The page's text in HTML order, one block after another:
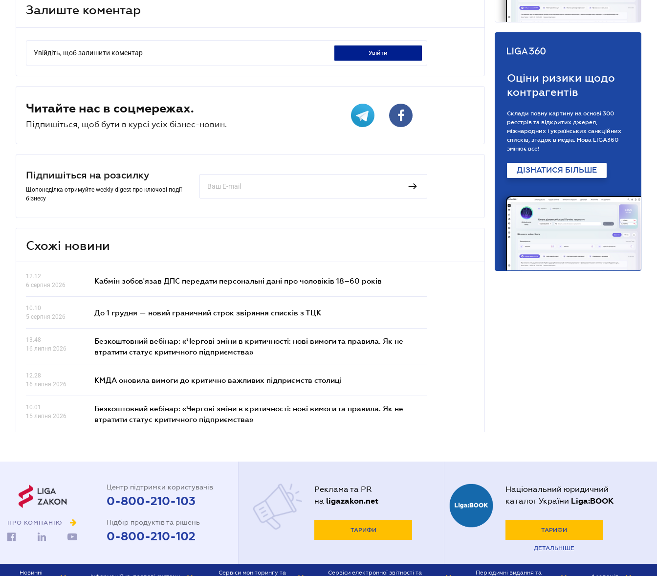
Залиште коментар
Увійдіть, щоб залишити коментар увійти
Читайте нас в соцмережах.
Підпишіться, щоб бути в курсі усіх бізнес-новин.
Підпишіться на розсилку
Щопонеділка отримуйте weekly-digest про ключові події
бізнесу
Схожі новини
12.12
6 серпня 2026
Кабмін зобов'язав ДПС передати персональні дані про чоловіків 18–60 років
10.10
5 серпня 2026
До 1 грудня — новий граничний строк звіряння списків з ТЦК
13.48
16 липня 2026
Безкоштовний вебінар: «Чергові зміни в критичності: нові вимоги та правила. Як не
втратити статус критичного підприємства»
12.28
16 липня 2026
КМДА оновила вимоги до критично важливих підприємств столиці
10.01
15 липня 2026
Безкоштовний вебінар: «Чергові зміни в критичності: нові вимоги та правила. Як не
втратити статус критичного підприємства»
Оціни ризики щодо
контрагентів
Склади повну картину на основі 300
реєстрів та відкритих джерел,
міжнародних і українських санкційних
списків, згадок в медіа. Нова LIGA360
змінює все!
ДІЗНАТИСЯ БІЛЬШЕ
ПРО КОМПАНІЮ
Центр підтримки користувачів
0-800-210-103
Підбір продуктів та рішень
0-800-210-102
Реклама та PR
на ligazakon.net
ТАРИФИ
Національний юридичний
каталог України Liga:BOOK
ТАРИФИ
ДЕТАЛЬНІШЕ
Новинні Сервіси моніторингу та Сервіси електронної звітності та Періодичні видання та